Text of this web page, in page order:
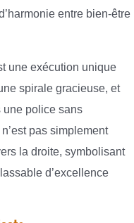
entre bien-être
une exécution unique
spirale gracieuse, et
une police sans
pas simplement
la droite, symbolisant
d’excellence